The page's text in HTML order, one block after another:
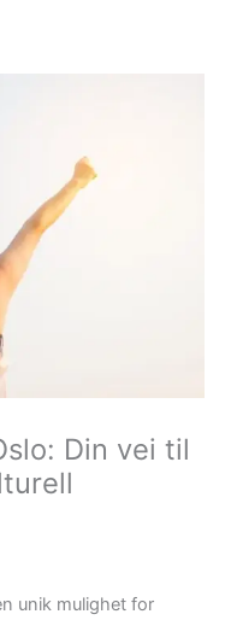
Din vei til
unik mulighet for